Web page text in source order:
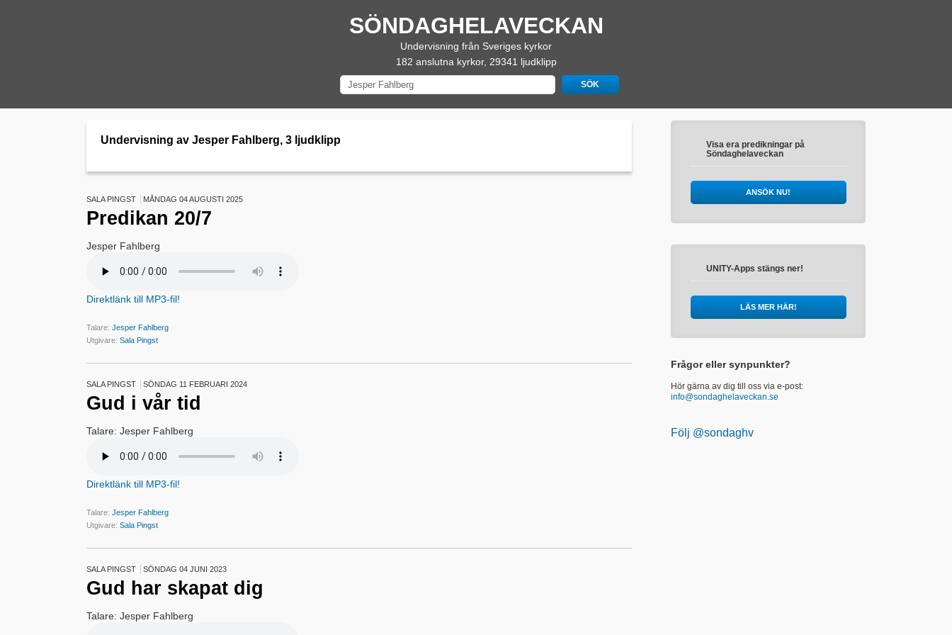
SÖNDAGHELAVECKAN
Undervisning från Sveriges kyrkor
182 anslutna kyrkor, 29341 ljudklipp
Undervisning av Jesper Fahlberg, 3 ljudklipp
SALA PINGST MÅNDAG 04 AUGUSTI 2025
Predikan 20/7
Jesper Fahlberg
Direktlänk till MP3-fil!
Talare: Jesper Fahlberg
Utgivare: Sala Pingst
SALA PINGST SÖNDAG 11 FEBRUARI 2024
Gud i vår tid
Talare: Jesper Fahlberg
Direktlänk till MP3-fil!
Talare: Jesper Fahlberg
Utgivare: Sala Pingst
SALA PINGST SÖNDAG 04 JUNI 2023
Gud har skapat dig
Talare: Jesper Fahlberg
Visa era predikningar på
Söndaghelaveckan
ANSÖK NU!
UNITY-Apps stängs ner!
LÄS MER HÄR!
Frågor eller synpunkter?
Hör gärna av dig till oss via e-post:
info@sondaghelaveckan.se
Följ @sondaghv